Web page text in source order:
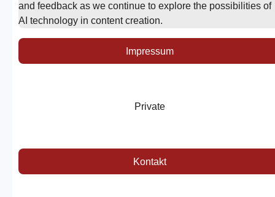
and feedback as we continue to explore the possibilities of
AI technology in content creation.
Impressum
Private
Kontakt